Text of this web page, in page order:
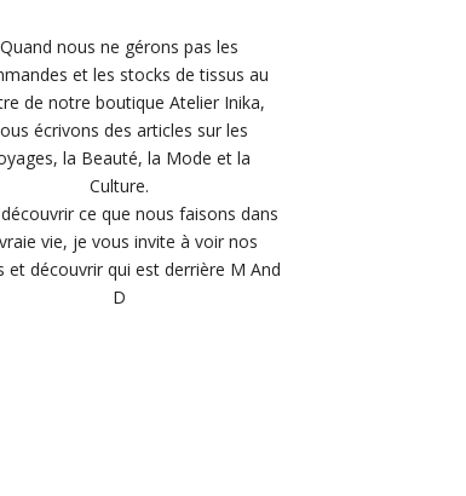
Quand nous ne gérons pas les
et les stocks detissus au
de notre boutique Atelier Inika,
écrivons des articles sur les
la Beauté, la Mode et la
Culture.
ce que nous faisons dans
vie, je vous invite à voir nos
et découvrir qui est derrière M And
D